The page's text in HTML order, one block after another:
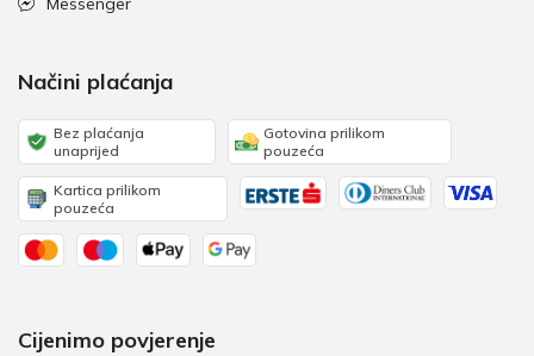
Načini plaćanja
Bez plaćanja
unaprijed
Gotovina prilikom
pouzeća
Kartica prilikom
pouzeća
Cijenimo povjerenje